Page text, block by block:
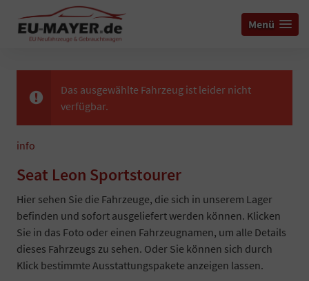
Menü
Das ausgewählte Fahrzeug ist leider nicht
verfügbar.
info
Seat Leon Sportstourer
Hier sehen Sie die Fahrzeuge, die sich in unserem Lager
befinden und sofort ausgeliefert werden können. Klicken
Sie in das Foto oder einen Fahrzeugnamen, um alle Details
dieses Fahrzeugs zu sehen. Oder Sie können sich durch
Klick bestimmte Ausstattungspakete anzeigen lassen.